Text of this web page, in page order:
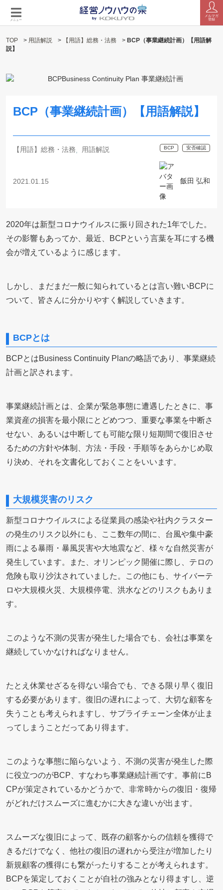
メニュー
メルマガ
登録
TOP > 用語解説 > 【用語】総務・法務 > BCP（事業継続計画）【用語解
説】
BCP（事業継続計画）【用語解説】
【用語】総務・法務 用語解説 BCP 安否確認
2021.01.15 飯田 弘和
2020年は新型コロナウイルスに振り回された1年でした。
その影響もあってか、最近、BCPという言葉を耳にする機
会が増えているように感じます。
しかし、まだまだ一般に知られているとは言い難いBCPに
ついて、皆さんに分かりやすく解説していきます。
BCPとは
BCPとはBusiness Continuity Planの略語であり、事業継続
計画と訳されます。
事業継続計画とは、企業が緊急事態に遭遇したときに、事
業資産の損害を最小限にとどめつつ、重要な事業を中断さ
せない、あるいは中断しても可能な限り短期間で復旧させ
るための方針や体制、方法・手段・手順等をあらかじめ取
り決め、それを文書化しておくことをいいます。
大規模災害のリスク
新型コロナウイルスによる従業員の感染や社内クラスター
の発生のリスク以外にも、ここ数年の間に、台風や集中豪
雨による暴雨・暴風災害や大地震など、様々な自然災害が
発生しています。また、オリンピック開催に際し、テロの
危険も取り沙汰されていました。この他にも、サイバーテ
ロや大規模火災、大規模停電、洪水などのリスクもありま
す。
このような不測の災害が発生した場合でも、会社は事業を
継続していかなければなりません。
たとえ休業せざるを得ない場合でも、できる限り早く復旧
する必要があります。復旧の遅れによって、大切な顧客を
失うことも考えられますし、サプライチェーン全体が止ま
ってしまうことだってあり得ます。
このような事態に陥らないよう、不測の災害が発生した際
に役立つのがBCP、すなわち事業継続計画です。事前にB
CPが策定されているかどうかで、非常時からの復旧・復帰
がどれだけスムーズに進むかに大きな違いが出ます。
スムーズな復旧によって、既存の顧客からの信頼を獲得で
きるだけでなく、他社の復旧の遅れから受注が増加したり
新規顧客の獲得にも繋がったりすることが考えられます。
BCPを策定しておくことが自社の強みとなり得ますし、逆